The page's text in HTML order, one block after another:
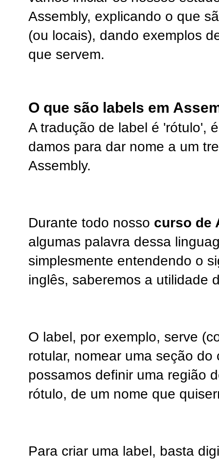
Assembly, explicando o que
(ou locais), dando exemplos
que servem.
O que são labels em
A tradução de label é 'rótulo',
damos para dar nome a um
Assembly.
Durante todo nosso curso de
algumas palavra dessa
simplesmente entendendo o
inglês, saberemos a utilidade
O label, por exemplo, serve
rotular, nomear uma seção do
possamos definir uma região
rótulo, de um nome que
Para criar uma label, basta